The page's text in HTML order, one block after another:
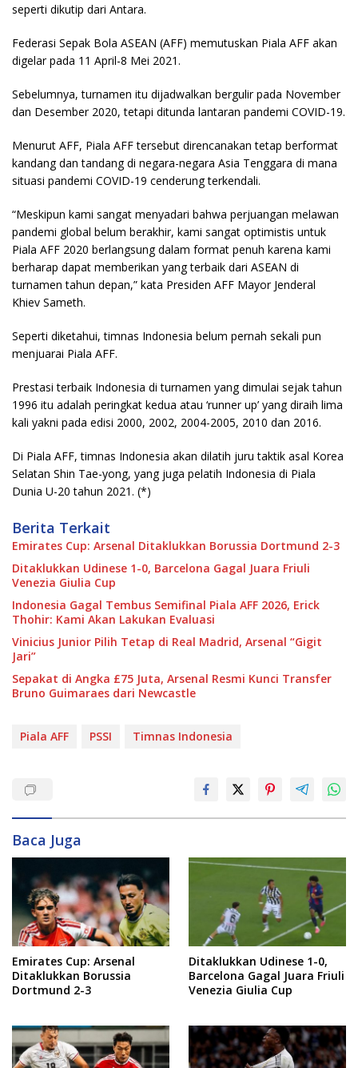
seperti dikutip dari Antara.
Federasi Sepak Bola ASEAN (AFF) memutuskan Piala AFF akan
digelar pada 11 April-8 Mei 2021.
Sebelumnya, turnamen itu dijadwalkan bergulir pada November
dan Desember 2020, tetapi ditunda lantaran pandemi COVID-19.
Menurut AFF, Piala AFF tersebut direncanakan tetap berformat
kandang dan tandang di negara-negara Asia Tenggara di mana
situasi pandemi COVID-19 cenderung terkendali.
“Meskipun kami sangat menyadari bahwa perjuangan melawan
pandemi global belum berakhir, kami sangat optimistis untuk
Piala AFF 2020 berlangsung dalam format penuh karena kami
berharap dapat memberikan yang terbaik dari ASEAN di
turnamen tahun depan,” kata Presiden AFF Mayor Jenderal
Khiev Sameth.
Seperti diketahui, timnas Indonesia belum pernah sekali pun
menjuarai Piala AFF.
Prestasi terbaik Indonesia di turnamen yang dimulai sejak tahun
1996 itu adalah peringkat kedua atau ‘runner up’ yang diraih lima
kali yakni pada edisi 2000, 2002, 2004-2005, 2010 dan 2016.
Di Piala AFF, timnas Indonesia akan dilatih juru taktik asal Korea
Selatan Shin Tae-yong, yang juga pelatih Indonesia di Piala
Dunia U-20 tahun 2021. (*)
Berita Terkait
Emirates Cup: Arsenal Ditaklukkan Borussia Dortmund 2-3
Ditaklukkan Udinese 1-0, Barcelona Gagal Juara Friuli
Venezia Giulia Cup
Indonesia Gagal Tembus Semifinal Piala AFF 2026, Erick
Thohir: Kami Akan Lakukan Evaluasi
Vinicius Junior Pilih Tetap di Real Madrid, Arsenal “Gigit
Jari”
Sepakat di Angka £75 Juta, Arsenal Resmi Kunci Transfer
Bruno Guimaraes dari Newcastle
Piala AFF PSSI Timnas Indonesia
Baca Juga
Emirates Cup: Arsenal
Ditaklukkan Borussia
Dortmund 2-3
Ditaklukkan Udinese 1-0,
Barcelona Gagal Juara Friuli
Venezia Giulia Cup